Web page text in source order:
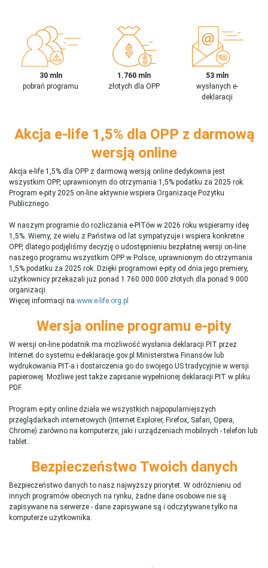
30 mln
pobrań programu
1.760 mln
złotych dla OPP
53 mln
wysłanych e-
deklaracji
Akcja e-life 1,5% dla OPP z darmową
wersją online
Akcja e-life 1,5% dla OPP z darmową wersją online dedykowna jest
wszystkim OPP, uprawnionym do otrzymania 1,5% podatku za 2025 rok.
Program e-pity 2025 on-line aktywnie wspiera Organizacje Pożytku
Publicznego.
W naszym programie do rozliczania e-PITów w 2026 roku wspieramy ideę
1,5%. Wiemy, że wielu z Państwa od lat sympatyzuje i wspiera konkretne
OPP, dlatego podjęliśmy decyzję o udostępnieniu bezpłatnej wersji on-line
naszego programu wszystkim OPP w Polsce, uprawnionym do otrzymania
1,5% podatku za 2025 rok. Dzięki programowi e-pity od dnia jego premiery,
użytkownicy przekazali już ponad 1 760 000 000 złotych dla ponad 9 000
organizacji.
Więcej informacji na www.e-life.org.pl
Wersja online programu e-pity
W wersji on-line podatnik ma możliwość wysłania deklaracji PIT przez
Internet do systemu e-deklaracje.gov.pl Ministerstwa Finansów lub
wydrukowania PIT-a i dostarczenia go do swojego US tradycyjnie w wersji
papierowej. Możliwe jest także zapisanie wypełnionej deklaracji PIT w pliku
PDF.
Program e-pity online działa we wszystkich najpopularniejszych
przeglądarkach internetowych (Internet Explorer, Firefox, Safari, Opera,
Chrome) zarówno na komputerze, jaki i urządzeniach mobilnych - telefon lub
tablet..
Bezpieczeństwo Twoich danych
Bezpieczeństwo danych to nasz najwyższy priorytet. W odróżnieniu od
innych programów obecnych na rynku, żadne dane osobowe nie są
zapisywane na serwerze - dane zapisywane są i odczytywane tylko na
komputerze użytkownika.